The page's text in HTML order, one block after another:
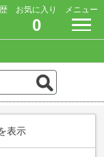
お気に入り
0
メニュー
表示